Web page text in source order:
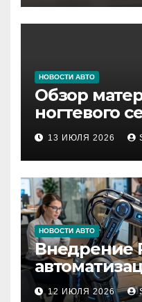
НОВОСТИ АВТО
Обзор
ногтевого
депиляции
13 ИЮЛЯ 2026
НОВОСТИ АВТО
Внедрение
процессов
12 ИЮЛЯ 2026